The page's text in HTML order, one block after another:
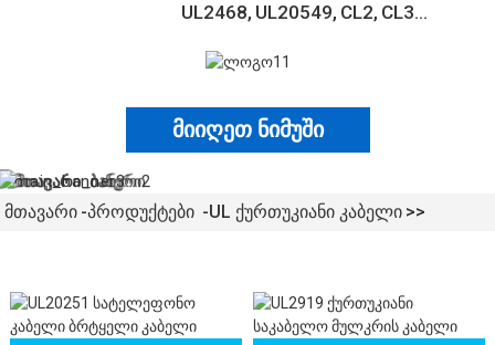
UL2468 UL20549 CL2 CL3...
მიიღეთ ნიმუში
ᲛᲗᲐᲕᲐᲠᲘ ᲞᲠᲝᲓᲣᲥᲢᲔᲑᲘ UL ᲥᲣᲠᲗᲣᲙᲘᲐᲜᲘ ᲙᲐᲑᲔᲚᲘ